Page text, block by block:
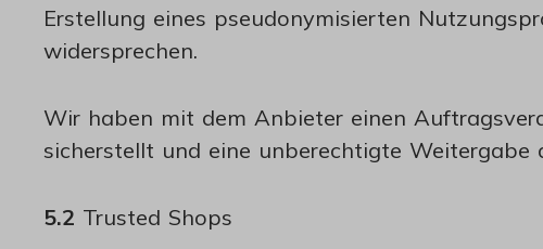
Erstellung eines pseudonymisierten
widersprechen.
Wir haben mit dem Anbieter einen
sicherstellt und eine unberechtigte Weitergabe
5.2 Trusted Shops